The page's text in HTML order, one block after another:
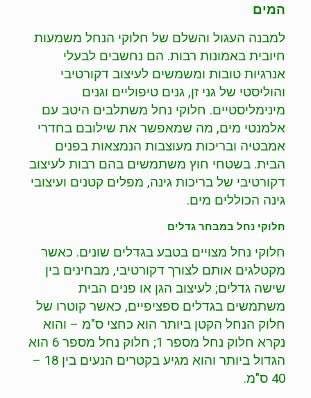
המים
למבנה העגול והשלם של חלוקי הנחל משמעות
חיובית באמונות רבות. הם נחשבים לבעלי
אנרגיות טובות ומשמשים לעיצוב דקורטיבי
והוליסטי של גני זן, גנים טיפוליים וגנים
מינימליסטיים. חלוקי נחל משתלבים היטב עם
אלמנטי מים, מה שמאפשר את שילובם בחדרי
אמבטיה ובריכות מעוצבות הנמצאות בפנים
הבית. בשטחי חוץ משתמשים בהם רבות לעיצוב
דקורטיבי של בריכות גינה, מפלים קטנים ועיצובי
גינה הכוללים מים.
חלוקי נחל במבחר גדלים
חלוקי נחל מצויים בטבע בגדלים שונים. כאשר
מקטלגים אותם לצורך דקורטיבי, מבחינים בין
שישה גדלים; לעיצוב הגן או פנים הבית
משתמשים בגדלים ספציפיים, כאשר קוטרו של
חלוק הנחל הקטן ביותר הוא כחצי ס"מ – והוא
נקרא חלוק נחל מספר 1; חלוק נחל מספר 6 הוא
הגדול ביותר והוא מגיע בקטרים הנעים בין 18 –
40 ס"מ.